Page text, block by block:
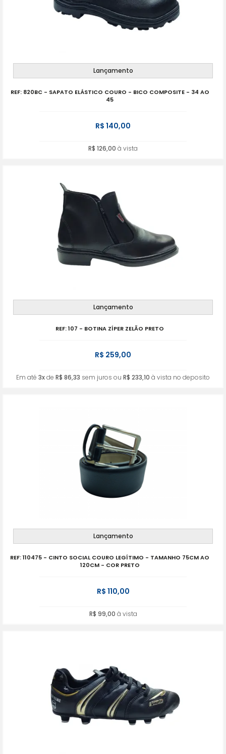
Lançamento
REF: 820BC - SAPATO ELÁSTICO COURO - BICO COMPOSITE - 34 AO
45
R$ 140,00
R$ 126,00 à vista
Lançamento
REF: 107 - BOTINA ZÍPER ZELÃO PRETO
R$ 259,00
Em até 3xde R$ 86,33 sem juros ou R$ 233,10 à vista no deposito
Lançamento
REF: 110475 - CINTO SOCIAL COURO LEGÍTIMO - TAMANHO 75CM AO
120CM - COR PRETO
R$ 110,00
R$ 99,00 à vista